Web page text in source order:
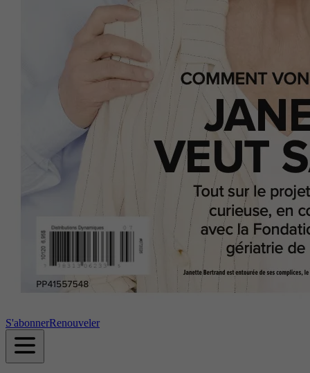
S'abonnerRenouveler